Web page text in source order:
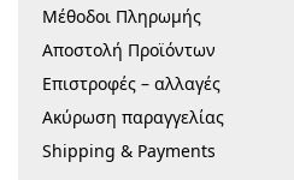
Μέθοδοι Πληρωμής
Αποστολή Προϊόντων
Επιστροφές – αλλαγές
Ακύρωση παραγγελίας
Shipping & Payments